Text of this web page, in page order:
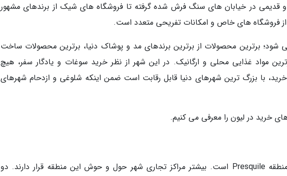
قدیمی در خیابان های سنگ فرش شده گرفته تا فروشگاه های شیک از برندهای مشهور
از فروشگاه های خاص و امکانات تفریحی متعدد است.
شود؛ برترین محصولات از برترین برندهای مد و پوشاک دنیا، برترین محصولات ساخت
مواد غذایی محلی و ارگانیک. در این شهر از نظر خرید سوغات و یادگار سفر، هیچ
خرید، با بزرگ ترین شهرهای دنیا قابل رقابت است ضمن اینکه شلوغی و ازدحام شهرهای
خرید در لیون را معرفی می کنیم.
مهم ترین منطقه خرید در لیون، منطقه Presquile است. بیشتر مراکز تجاری شهر حول و حوش این منطقه قرار دارند. دو